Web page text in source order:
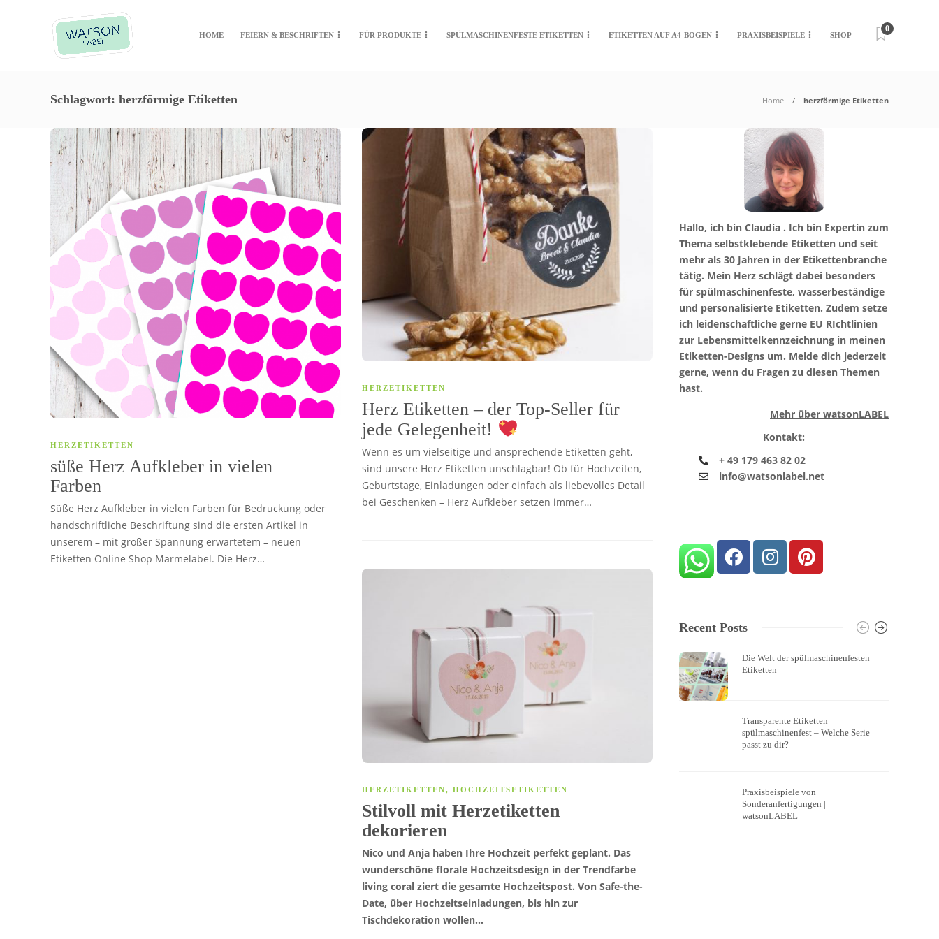
HOME FEIERN & BESCHRIFTEN FÜR PRODUKTE SPÜLMASCHINENFESTE ETIKETTEN ETIKETTEN AUF A4-BOGEN PRAXISBEISPIELE SHOP
0
Schlagwort: herzförmige Etiketten Home herzförmige Etiketten
HERZETIKETTEN
süße Herz Aufkleber in vielen
Farben
Süße Herz Aufkleber in vielen Farben für Bedruckung oder
handschriftliche Beschriftung sind die ersten Artikel in
unserem – mit großer Spannung erwartetem – neuen
Etiketten Online Shop Marmelabel. Die Herz…
HERZETIKETTEN
Herz Etiketten – der Top-Seller für
jede Gelegenheit!
Wenn es um vielseitige und ansprechende Etiketten geht,
sind unsere Herz Etiketten unschlagbar! Ob für Hochzeiten,
Geburtstage, Einladungen oder einfach als liebevolles Detail
bei Geschenken – Herz Aufkleber setzen immer…
HERZETIKETTEN, HOCHZEITSETIKETTEN
Stilvoll mit Herzetiketten
dekorieren
Nico und Anja haben Ihre Hochzeit perfekt geplant. Das
wunderschöne florale Hochzeitsdesign in der Trendfarbe
living coral ziert die gesamte Hochzeitspost. Von Safe-the-
Date, über Hochzeitseinladungen, bis hin zur
Tischdekoration wollen…
Hallo, ich bin Claudia . Ich bin Expertin zum
Thema selbstklebende Etiketten und seit
mehr als 30 Jahren in der Etikettenbranche
tätig. Mein Herz schlägt dabei besonders
für spülmaschinenfeste, wasserbeständige
und personalisierte Etiketten. Zudem setze
ich leidenschaftliche gerne EU RIchtlinien
zur Lebensmittelkennzeichnung in meinen
Etiketten-Designs um. Melde dich jederzeit
gerne, wenn du Fragen zu diesen Themen
hast.
Mehr über watsonLABEL
Kontakt:
+ 49 179 463 82 02
info@watsonlabel.net
Recent Posts
Die Welt der spülmaschinenfesten
Etiketten
Transparente Etiketten
spülmaschinenfest – Welche Serie
passt zu dir?
Praxisbeispiele von
Sonderanfertigungen |
watsonLABEL